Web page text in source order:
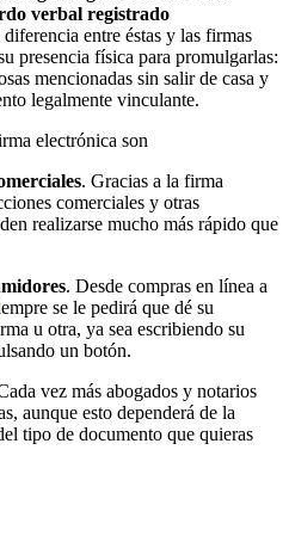
verbal registrado
entre éstas y las firmas
presencia física para promulgarlas:
mencionadas sin salir de casa y
legalmente vinculante.
electrónica son
. Gracias a la firma
comerciales y otras
realizarse mucho más rápido que
. Desde compras en línea a
se le pedirá que dé su
u otra, ya sea escribiendo su
un botón.
vez más abogados y notarios
aunque esto dependerá de la
tipo de documento que quieras